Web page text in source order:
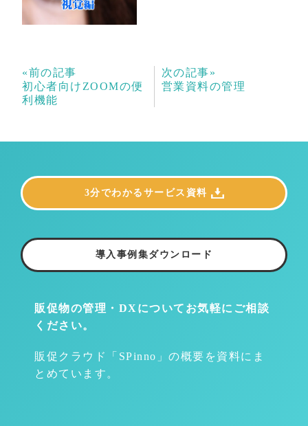
«前の記事
初心者向けZOOMの便
利機能
次の記事»
営業資料の管理
販促物の管理・DXについて お気軽にご相談
ください。
販促クラウド「SPinno」の概要を資料にま
とめています。
3分でわかるサービス資料
導入事例集ダウンロード